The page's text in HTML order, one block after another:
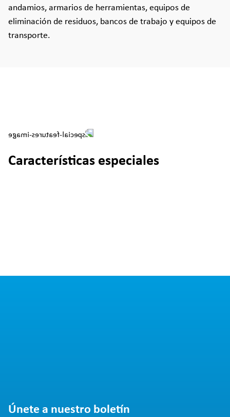
andamios, armarios de herramientas, equipos de
eliminación de residuos, bancos de trabajo y equipos de
transporte.
Características especiales
Únete a nuestro boletín